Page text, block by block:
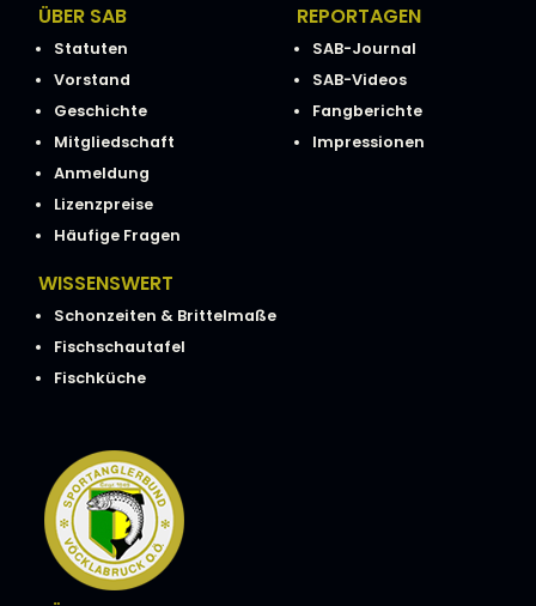
ÜBER SAB
Statuten
Vorstand
Geschichte
Mitgliedschaft
Anmeldung
Lizenzpreise
Häufige Fragen
REPORTAGEN
SAB-Journal
SAB-Videos
Fangberichte
Impressionen
WISSENSWERT
Schonzeiten & Brittelmaße
Fischschautafel
Fischküche